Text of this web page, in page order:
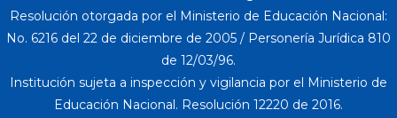
Resolución otorgada por el Ministerio de Educación Nacional:
No. 6216 del 22 de diciembre de 2005 / Personería Jurídica 810
de 12/03/96.
Institución sujeta a inspección y vigilancia por el Ministerio de
Educación Nacional. Resolución 12220 de 2016.